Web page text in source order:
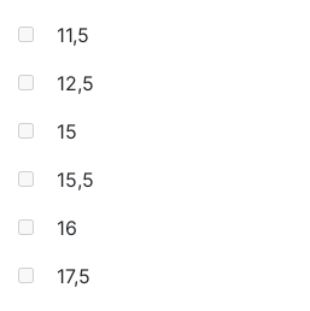
11,5
12,5
15
15,5
16
17,5